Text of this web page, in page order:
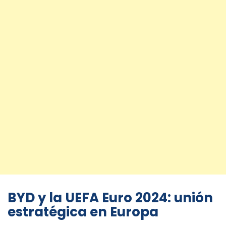
BYD y la UEFA Euro 2024: unión
estratégica en Europa